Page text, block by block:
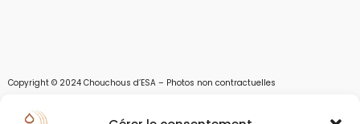
Copyright © 2024 Chouchous d’ESA – Photos non contractuelles
Les chouchous d’Esa vous apportent toutes les solutions pour récupérer l’eau de